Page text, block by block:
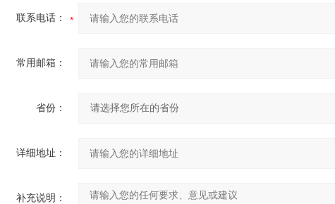
联系电话：
常用邮箱：
省份：
详细地址：
补充说明：